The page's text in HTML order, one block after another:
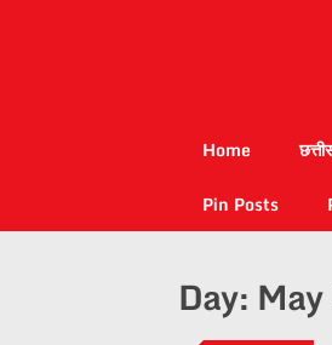
Home
Pin Posts
Day: